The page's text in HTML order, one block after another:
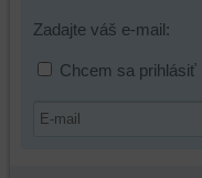
Zadajte váš e-mail:
Chcem sa prihlásiť